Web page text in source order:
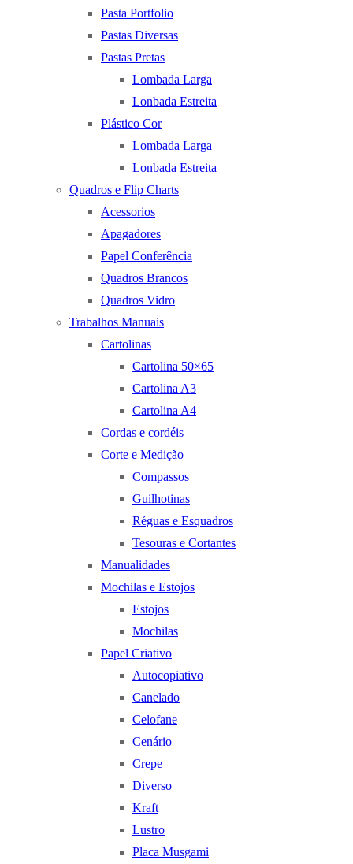
Pasta Portfolio
Pastas Diversas
Pastas Pretas
Lombada Larga
Lonbada Estreita
Plástico Cor
Lombada Larga
Lonbada Estreita
Quadros e Flip Charts
Acessorios
Apagadores
Papel Conferência
Quadros Brancos
Quadros Vidro
Trabalhos Manuais
Cartolinas
Cartolina 50×65
Cartolina A3
Cartolina A4
Cordas e cordéis
Corte e Medição
Compassos
Guilhotinas
Réguas e Esquadros
Tesouras e Cortantes
Manualidades
Mochilas e Estojos
Estojos
Mochilas
Papel Criativo
Autocopiativo
Canelado
Celofane
Cenário
Crepe
Diverso
Kraft
Lustro
Placa Musgami